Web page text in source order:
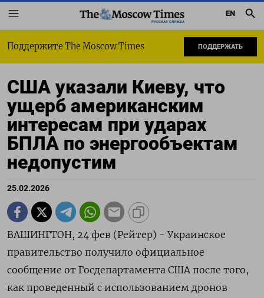
РУССКАЯ СЛУЖБА
EN
Поддержите The Moscow Times ПОДДЕРЖАТЬ
США указали Киеву, что
ущерб американским
интересам при ударах
БПЛА по энергообъектам
недопустим
25.02.2026
ВАШИНГТОН, 24 фев (Рейтер) - Украинское
правительство получило официальное
сообщение от Госдепартамента США после того,
‌как проведенный с использованием дронов